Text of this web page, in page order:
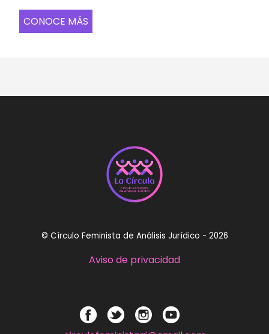
CONOCE MÁS
© Círculo Feminista de Análisis Jurídico - 2026
Aviso de privacidad